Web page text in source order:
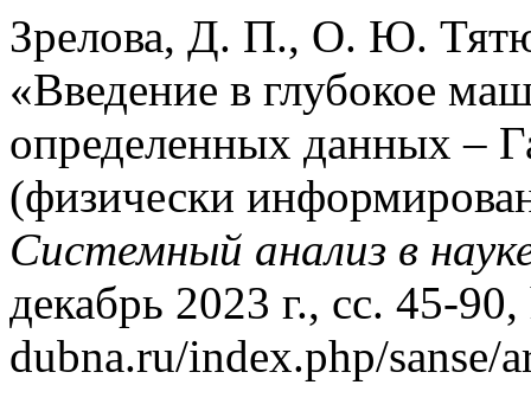
Зрелова, Д. П., О. Ю.
«Введение в глубокое
определенных данных –
(физически
Системный анализ в
декабрь 2023 г., сс. 45-
dubna.ru/index.php/sanse/